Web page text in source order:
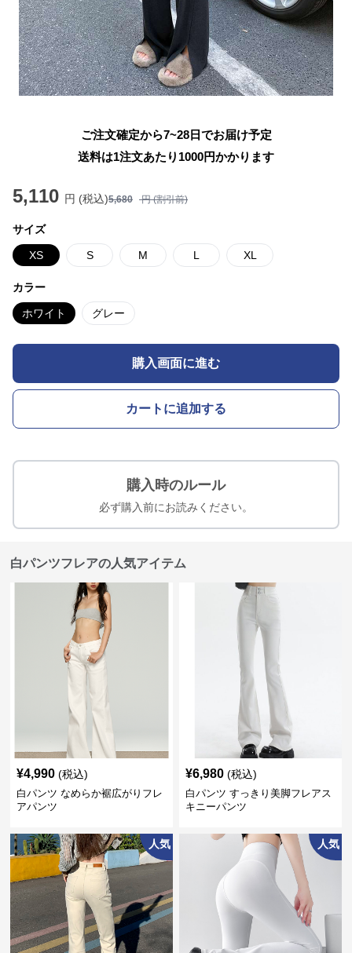
ご注文確定から7~28日でお届け予定
送料は1注文あたり 1000円かかります
5,110 円 (税込)5,680 円 (割引前)
サイズ
XS S M L XL
カラー
ホワイト グレー
購入画面に進む
カートに追加する
購入時のルール
必ず購入前にお読みください。
白パンツフレアの人気アイテム
¥4,990 (税込)
白パンツ なめらか裾広がりフレ
アパンツ
¥6,980 (税込)
白パンツ すっきり美脚フレアス
キニーパンツ
人気 人気